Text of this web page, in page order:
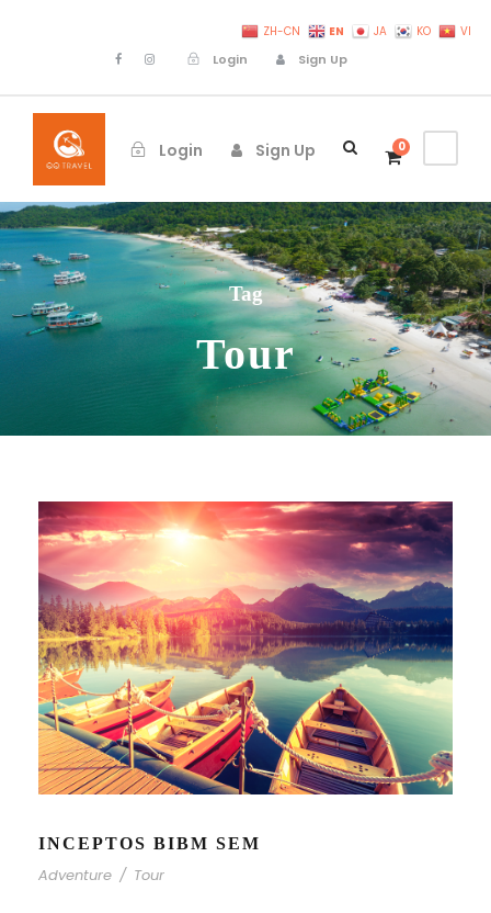
Login Sign Up
Login Sign Up 0
Tag
Tour
INCEPTOS BIBM SEM
Adventure / Tour
ZH-CN EN JA KO VI